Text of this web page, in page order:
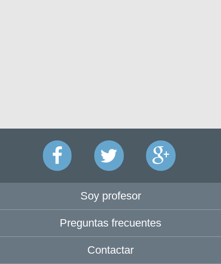
Soy profesor
Preguntas frecuentes
Contactar